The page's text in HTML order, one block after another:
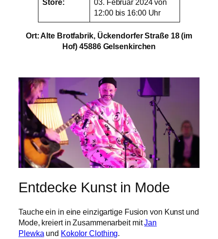
Store:
03. Februar 2024 von
12:00 bis 16:00 Uhr
Ort: Alte Brotfabrik, Ückendorfer Straße 18 (im
Hof) 45886 Gelsenkirchen
Entdecke Kunst in Mode
Tauche ein in eine einzigartige Fusion von Kunst und
Mode, kreiert in Zusammenarbeit mitJan
Plewka und Kokolor Clothing.